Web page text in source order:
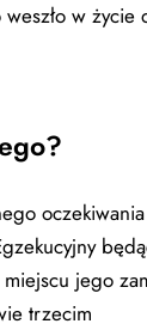
w życie
jego
trzecim